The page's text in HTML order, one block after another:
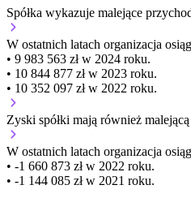
Spółka wykazuje malejące
W ostatnich latach organizacja
• 9 983 563 zł w 2024 roku.
• 10 844 877 zł w 2023 roku.
• 10 352 097 zł w 2022 roku.
Zyski spółki mają również malejącą
W ostatnich latach organizacja
• -1 660 873 zł w 2022 roku.
• -1 144 085 zł w 2021 roku.